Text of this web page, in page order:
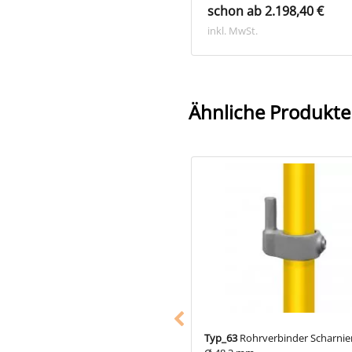
schon ab 2.198,40 €
inkl. MwSt.
Ähnliche Produkte
Typ_63Rohrverbinder